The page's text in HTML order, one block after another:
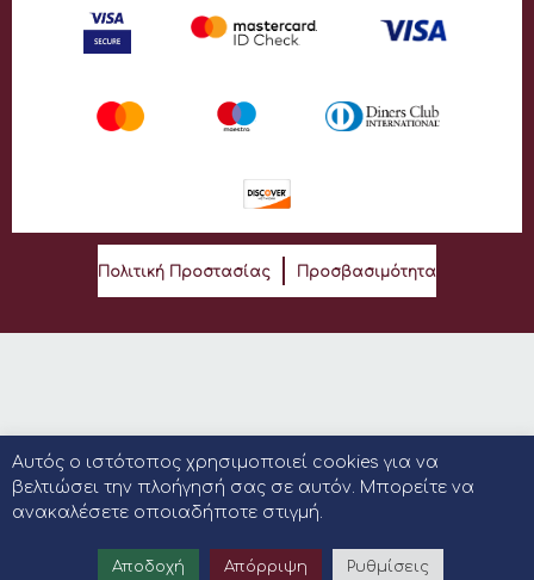
Πολιτική Προστασίας Προσβασιμότητα
Αυτός ο ιστότοπος χρησιμοποιεί cookies για να
βελτιώσει την πλοήγησή σας σε αυτόν. Μπορείτε να
ανακαλέσετε οποιαδήποτε στιγμή.
Αποδοχή Απόρριψη Ρυθμίσεις